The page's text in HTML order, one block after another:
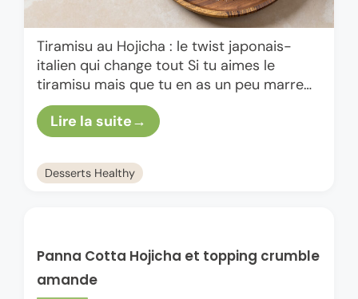
Tiramisu au Hojicha : le twist japonais-
italien qui change tout Si tu aimes le
tiramisu mais que tu en as un peu marre
du combo café-cacao, le tiramisu au
hojicha …
Lire la suite
Desserts Healthy
Panna Cotta Hojicha et topping crumble
amande